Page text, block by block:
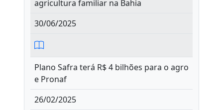
agricultura familiar na Bahia
30/06/2025
Plano Safra terá R$ 4 bilhões para o agro
e Pronaf
26/02/2025